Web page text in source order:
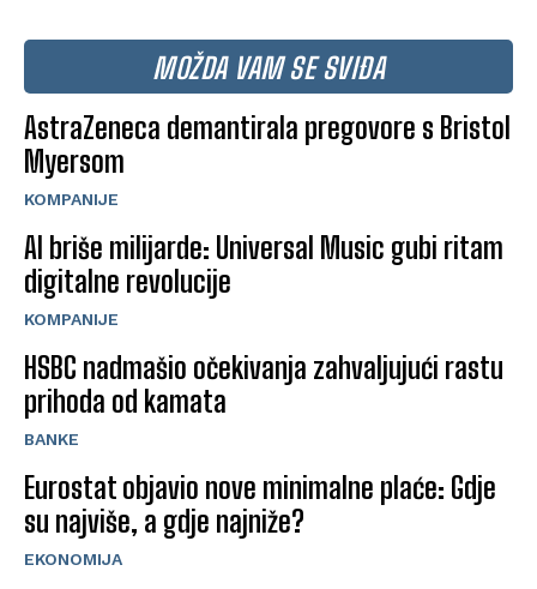
MOŽDA VAM SE SVIĐA
AstraZeneca demantirala pregovore s Bristol
Myersom
KOMPANIJE
AI briše milijarde: Universal Music gubi ritam
digitalne revolucije
KOMPANIJE
HSBC nadmašio očekivanja zahvaljujući rastu
prihoda od kamata
BANKE
Eurostat objavio nove minimalne plaće: Gdje
su najviše, a gdje najniže?
EKONOMIJA